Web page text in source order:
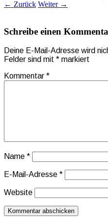
← Zurück Weiter →
Schreibe einen
Deine E-Mail-Adresse wird
Felder sind mit * markiert
Kommentar *
Name *
E-Mail-Adresse *
Website